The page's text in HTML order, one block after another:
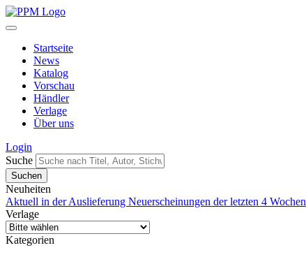
Startseite
News
Katalog
Vorschau
Händler
Verlage
Über uns
Login
Suche
Neuheiten
Aktuell in der Auslieferung Neuerscheinungen der letzten 4 Wochen
Verlage
Kategorien